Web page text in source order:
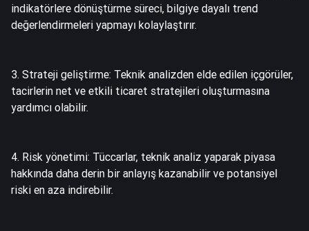
indikatörlere dönüştürme süreci, bilgiye dayalı trend
değerlendirmeleri yapmayı kolaylaştırır.
3. Strateji geliştirme: Teknik analizden elde edilen içgörüler,
tacirlerin net ve etkili ticaret stratejileri oluşturmasına
yardımcı olabilir.
4. Risk yönetimi: Tüccarlar, teknik analiz yaparak piyasa
hakkında daha derin bir anlayış kazanabilir ve potansiyel
riski en aza indirebilir.